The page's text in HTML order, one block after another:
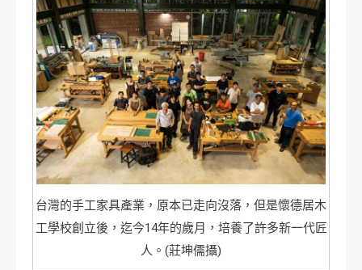
台灣的手工家具產業，原本已走向沒落，但是懷德居木
工學校創立後，迄今14年的歲月，培養了許多新一代匠
人。(莊坤儒攝)